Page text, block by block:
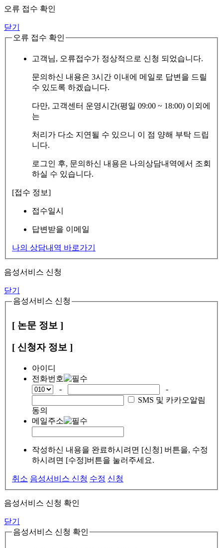
오류 접수 확인
닫기
오류 접수 확인
고객님, 오류접수가 정상적으로 신청 되었습니다.
문의하신 내용은 3시간 이내에 메일로 답변을 드릴
수 있도록 하겠습니다.
다만, 고객센터 운영시간(평일 09:00 ~ 18:00) 이외에
는
처리가 다소 지연될 수 있으니 이 점 양해 부탁 드립
니다.
로그인 후, 문의하신 내용은 나의상담내역에서 조회
하실 수 있습니다.
[접수 정보]
접수일시
답변받을 이메일
나의 상담내역 바로가기
음성서비스 신청
닫기
음성서비스 신청
[ 논문 정보 ]
[ 신청자 정보 ]
아이디
전화번호
-
-
SMS 및 카카오알림
동의
메일주소
작성하신 내용을 완료하시려면 [신청] 버튼을, 수정
하시려면 [수정]버튼을 눌러주세요.
취소 음성서비스 신청 수정 신청
음성서비스 신청 확인
닫기
음성서비스 신청 확인